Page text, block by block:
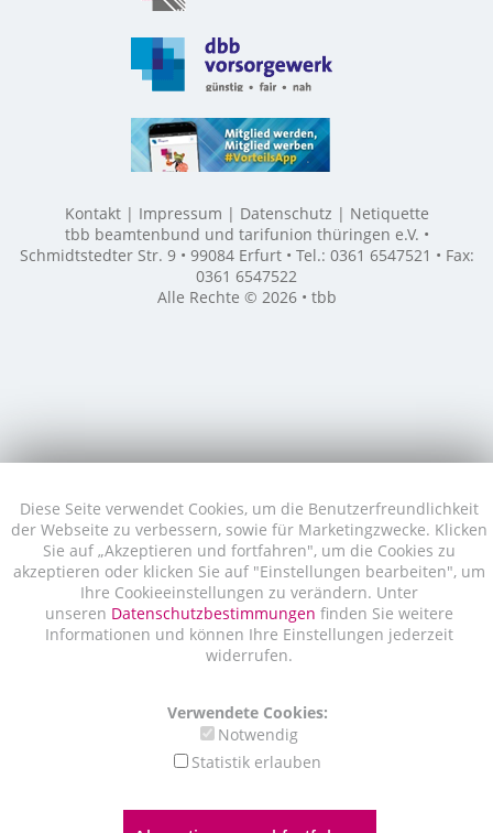
Diese Seite verwendet Cookies, um die Benutzerfreundlichkeit
der Webseite zu verbessern, sowie für Marketingzwecke. Klicken
Sie auf „Akzeptieren und fortfahren", um die Cookies zu
akzeptieren oder klicken Sie auf "Einstellungen bearbeiten", um
Ihre Cookieeinstellungen zu verändern. Unter
unseren Datenschutzbestimmungen finden Sie weitere
Informationen und können Ihre Einstellungen jederzeit
widerrufen.
Verwendete Cookies:
Notwendig
Statistik erlauben
Kontakt Impressum Datenschutz
Netiquette
tbb beamtenbund und tarifunion thüringen e.V. •
Schmidtstedter Str. 9 • 99084 Erfurt • Tel.: 0361 6547521 • Fax:
0361 6547522
Alle Rechte © 2026 • tbb